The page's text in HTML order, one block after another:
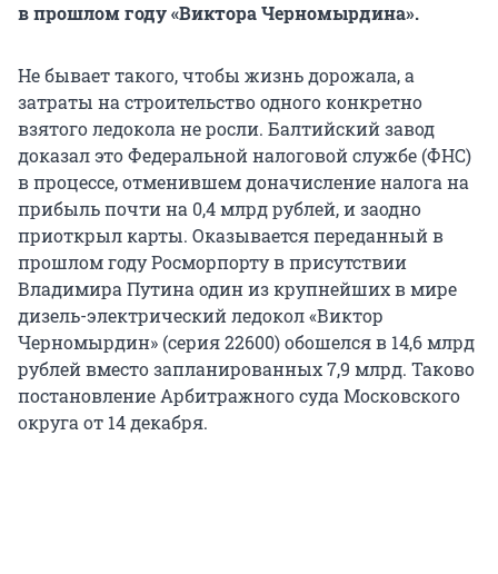
в прошлом году «Виктора Черномырдина».
Не бывает такого, чтобы жизнь дорожала, а
затраты на строительство одного конкретно
взятого ледокола не росли. Балтийский завод
доказал это Федеральной налоговой службе (ФНС)
в процессе, отменившем доначисление налога на
прибыль почти на 0,4 млрд рублей, и заодно
приоткрыл карты. Оказывается переданный в
прошлом году Росморпорту в присутствии
Владимира Путина один из крупнейших в мире
дизель-электрический ледокол «Виктор
Черномырдин» (серия 22600) обошелся в 14,6 млрд
рублей вместо запланированных 7,9 млрд. Таково
постановление Арбитражного суда Московского
округа от 14 декабря.